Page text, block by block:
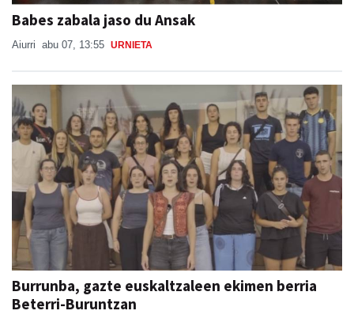
Babes zabala jaso du Ansak
Aiurri abu 07, 13:55 URNIETA
Burrunba, gazte euskaltzaleen ekimen berria
Beterri-Buruntzan